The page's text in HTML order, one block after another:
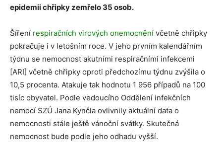
epidemii chřipky zemřelo 35 osob.
Šíření respiračních virových onemocnění včetně chřipky
pokračuje i v letošním roce. V jeho prvním kalendářním
týdnu se nemocnost akutními respiračními infekcemi
[ARI] včetně chřipky oproti předchozímu týdnu zvýšila o
10,5 procenta. Atakuje tak hodnotu 1 956 případů na 100
tisíc obyvatel. Podle vedoucího Oddělení infekčních
nemocí SZÚ Jana Kynčla ovlivnily aktuální data o
nemocnosti stále ještě vánoční svátky. Skutečná
nemocnost bude podle jeho odhadu vyšší.